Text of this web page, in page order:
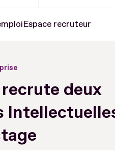
Espace recruteur
deux